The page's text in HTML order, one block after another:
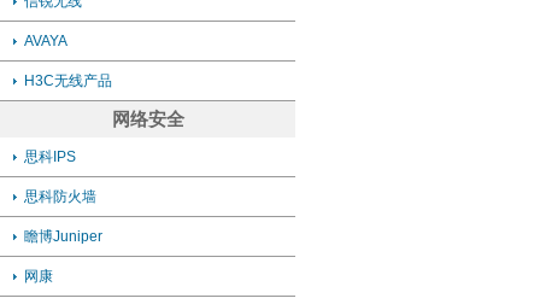
AVAYA
H3C无线产品
网络安全
思科IPS
思科防火墙
瞻博Juniper
网康